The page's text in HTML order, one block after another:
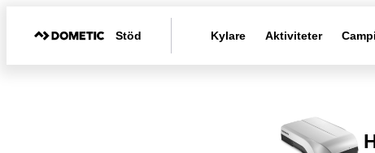
Stöd Kylare Aktiviteter